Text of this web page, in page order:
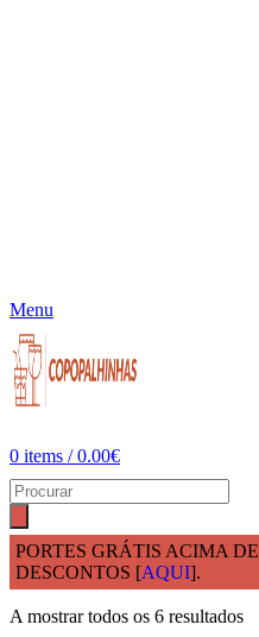
Menu
0 items / 0.00€
PORTES GRÁTIS ACIMA
DESCONTOS [AQUI].
InícioQtd. por caixa do produto
A mostrar todos os 6 resultados